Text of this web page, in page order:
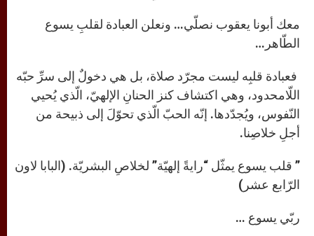
معك أبونا يعقوب نصلّي… ونعلن العبادة لقلبِ يسوع
الطّاهر…
فعبادة قلبِه ليست مجرّد صلاة، بل هي دخولٌ إلى سرِّ حبّه
اللّامحدود، وهي اكتشاف كنز الحنانِ الإلهيّ، الّذي يُحيي
النّفوس، ويُجدّدها. إنّه الحبّ الّذي تحوّلَ إلى ذبيحة من
أجلِ خلاصِنا.
” قلب يسوع يمثّل “رايةً إلهيّة” لخلاصِ البشريّة. (البابا لاون
الرّابع عشر)
ربّي يسوع …